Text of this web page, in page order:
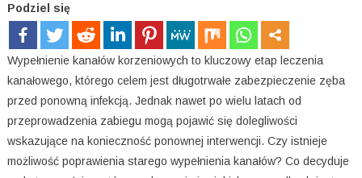
Podziel się
Wypełnienie kanałów korzeniowych to kluczowy etap leczenia
kanałowego, którego celem jest długotrwałe zabezpieczenie zęba
przed ponowną infekcją. Jednak nawet po wielu latach od
przeprowadzenia zabiegu mogą pojawić się dolegliwości
wskazujące na konieczność ponownej interwencji. Czy istnieje
możliwość poprawienia starego wypełnienia kanałów? Co decyduje